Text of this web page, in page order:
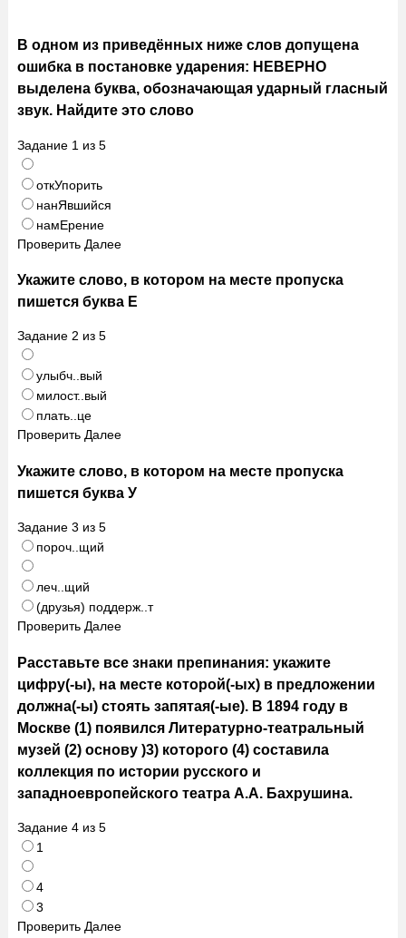
В одном из приведённых ниже слов допущена
ошибка в постановке ударения: НЕВЕРНО
выделена буква, обозначающая ударный гласный
звук. Найдите это слово
Задание 1 из 5
откУпорить
нанЯвшийся
намЕрение
Проверить Далее
Укажите слово, в котором на месте пропуска
пишется буква Е
Задание 2 из 5
улыбч..вый
милост..вый
плать..це
Проверить Далее
Укажите слово, в котором на месте пропуска
пишется буква У
Задание 3 из 5
пороч..щий
леч..щий
(друзья) поддерж..т
Проверить Далее
Расставьте все знаки препинания: укажите
цифру(-ы), на месте которой(-ых) в предложении
должна(-ы) стоять запятая(-ые). В 1894 году в
Москве (1) появился Литературно-театральный
музей (2) основу )3) которого (4) составила
коллекция по истории русского и
западноевропейского театра А.А. Бахрушина.
Задание 4из 5
1
4
3
Проверить Далее